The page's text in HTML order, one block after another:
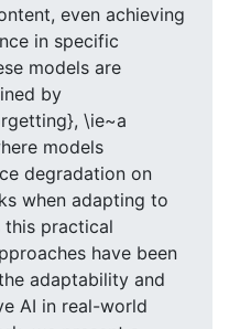
even achieving
in specific
models are
by
\ie~a
models
degradation on
when adapting to
this practical
have been
adaptability and
AI in real-world